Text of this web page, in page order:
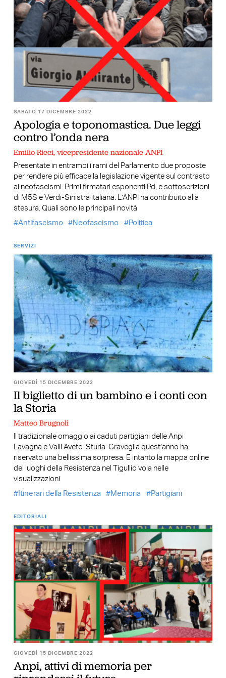
SABATO 17 DICEMBRE 2022
Apologia e toponomastica. Due leggi
contro l’onda nera
Emilio Ricci, vicepresidente nazionale ANPI
Presentate in entrambi i rami del Parlamento due proposte
per rendere più efficace la legislazione vigente sul contrasto
ai neofascismi. Primi firmatari esponenti Pd, e sottoscrizioni
di M5S e Verdi-Sinistra italiana. L’ANPI ha contribuito alla
stesura. Quali sono le principali novità
Antifascismo
Neofascismo Politica
SERVIZI
GIOVEDÌ 15 DICEMBRE 2022
Il biglietto di un bambino e i conti con
la Storia
Matteo Brugnoli
Il tradizionale omaggio ai caduti partigiani delle Anpi
Lavagna e Valli Aveto-Sturla-Graveglia quest’anno ha
riservato una bellissima sorpresa. E intanto la mappa online
dei luoghi della Resistenza nel Tigullio vola nelle
visualizzazioni
Itinerari della Resistenza
Memoria Partigiani
EDITORIALI
GIOVEDÌ 15 DICEMBRE 2022
Anpi, attivi di memoria per